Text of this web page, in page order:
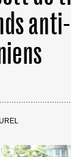
anti-